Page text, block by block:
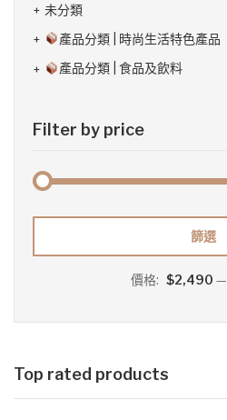
未分類
產品分類 | 時尚生活特色產品
產品分類 | 食品及飲料
Filter by price
低
格
高
格
篩選
價格: $2,490 —
Top rated products